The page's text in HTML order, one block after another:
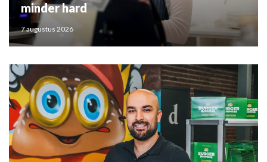
minder hard
7 augustus 2026